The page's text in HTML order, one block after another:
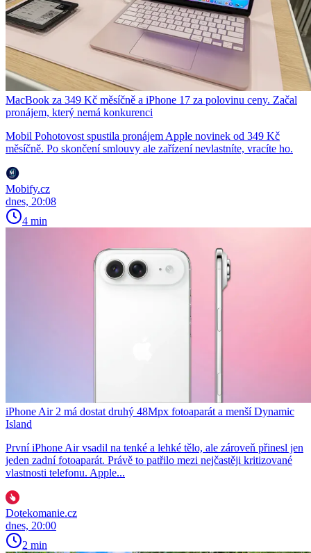
MacBook za 349 Kč měsíčně a iPhone 17 za polovinu ceny. Začal
pronájem, který nemá konkurenci
Mobil Pohotovost spustila pronájem Apple novinek od 349 Kč
měsíčně. Po skončení smlouvy ale zařízení nevlastníte, vracíte ho.
Mobify.cz
dnes, 20:08
4 min
iPhone Air 2 má dostat druhý 48Mpx fotoaparát a menší Dynamic
Island
První iPhone Air vsadil na tenké a lehké tělo, ale zároveň přinesl jen
jeden zadní fotoaparát. Právě to patřilo mezi nejčastěji kritizované
vlastnosti telefonu. Apple...
Dotekomanie.cz
dnes, 20:00
2 min